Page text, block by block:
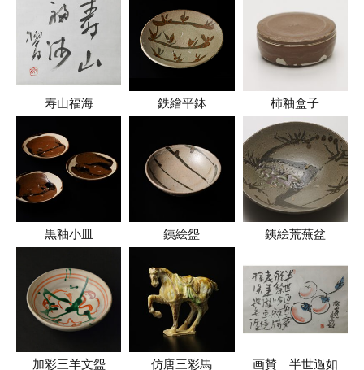
寿山福海 鉄繪平鉢 柿釉盒子
黒釉小皿 銕絵盌 銕絵荒蕪盆
加彩三羊文盌 仿唐三彩馬
画賛 半世過如